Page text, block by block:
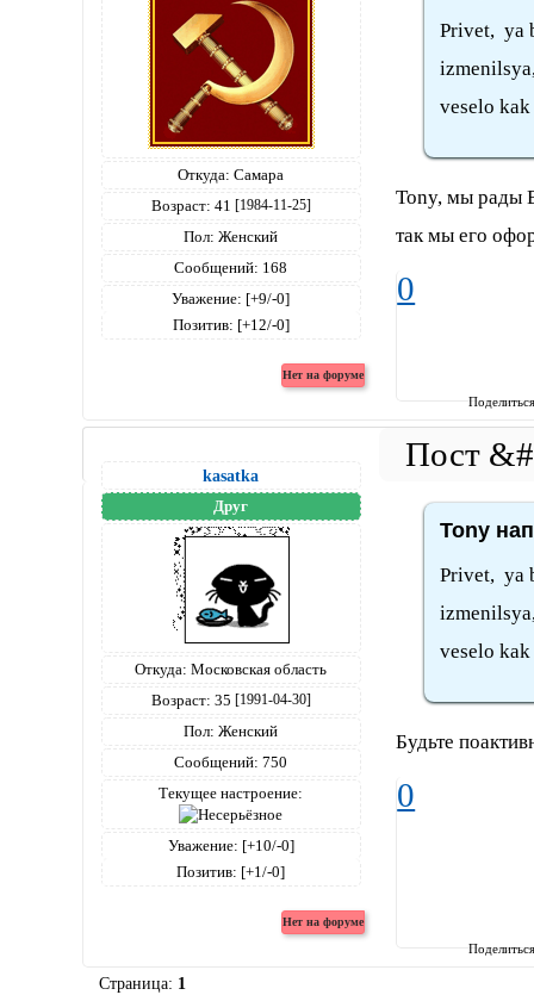
Откуда: Самара
Возраст: 41 [1984-11-25]
Пол: Женский
Сообщений: 168
Уважение: [+9/-0]
Позитив: [+12/-0]
Privet, ya
veselo
Tony, мы рады
так мы его
0
kasatka
Друг
Откуда: Московская область
Возраст: 35 [1991-04-30]
Пол: Женский
Сообщений: 750
Текущее настроение:
Уважение: [+10/-0]
Позитив: [+1/-0]
Tony
Privet, ya
veselo
Будьте
0
Страница: 1